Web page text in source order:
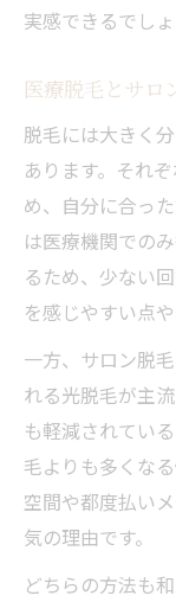
実感できるでしょ
医療脱毛とサロ
脱毛には大きく
あります。それ
め、自分に合っ
は医療機関での
るため、少ない
を感じやすい点
一方、サロン脱
れる光脱毛が主
も軽減されてい
毛よりも多くな
空間や都度払い
気の理由です。
どちらの方法も